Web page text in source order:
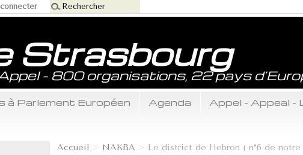
Strasbourg
- 800 organisations, 22 pays
à Parlement Européen Agenda Appel - Appeal -
Accueil > NAKBA > Le district de Hebron ( n°6 de